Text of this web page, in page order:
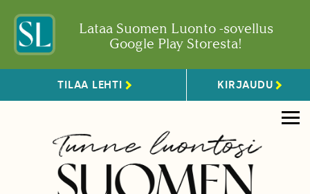
Lataa Suomen Luonto -sovellus
Google Play Storesta!
TILAA LEHTI KIRJAUDU